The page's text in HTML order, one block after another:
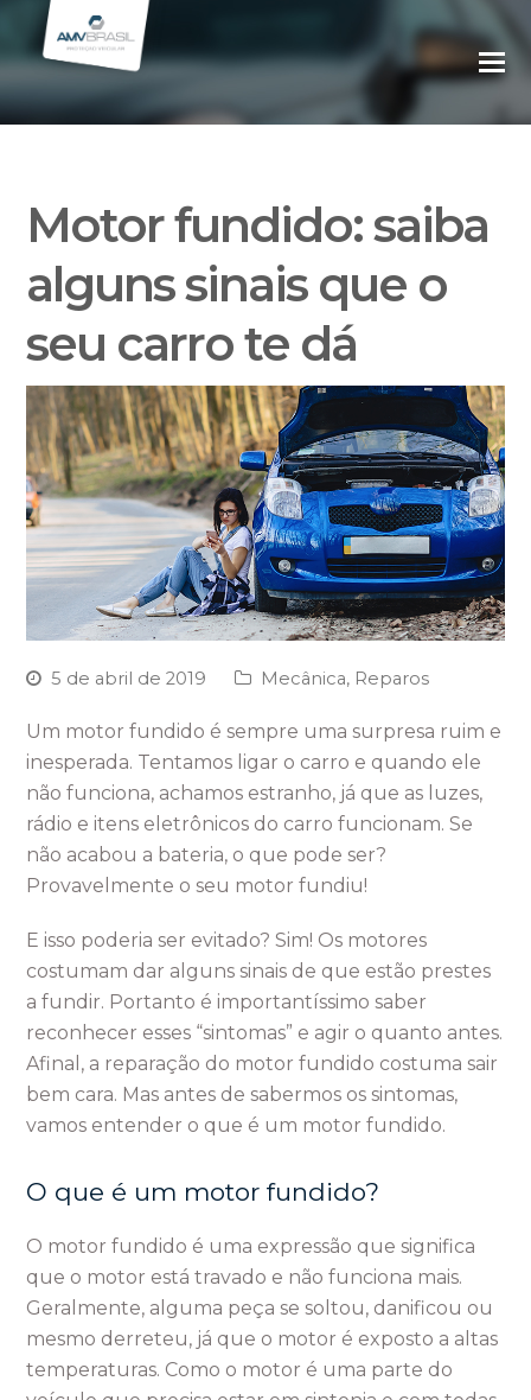
Motor fundido: saiba
alguns sinais que o
seu carro te dá
5 de abril de 2019 Mecânica, Reparos
Um motor fundido é sempre uma surpresa ruim e
inesperada. Tentamos ligar o carro e quando ele
não funciona, achamos estranho, já que as luzes,
rádio e itens eletrônicos do carro funcionam. Se
não acabou a bateria, o que pode ser?
Provavelmente o seu motor fundiu!
E isso poderia ser evitado? Sim! Os motores
costumam dar alguns sinais de que estão prestes
a fundir. Portanto é importantíssimo saber
reconhecer esses “sintomas” e agir o quanto antes.
Afinal, a reparação do motor fundido costuma sair
bem cara. Mas antes de sabermos os sintomas,
vamos entender o que é um motor fundido.
O que é um motor fundido?
O motor fundido é uma expressão que significa
que o motor está travado e não funciona mais.
Geralmente, alguma peça se soltou, danificou ou
mesmo derreteu, já que o motor é exposto a altas
temperaturas. Como o motor é uma parte do